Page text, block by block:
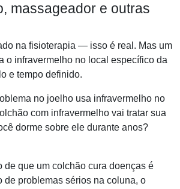
massageador e outras
na fisioterapia — isso é real. Mas um
o infravermelho no local específico da
e tempo definido.
no joelho usa infravermelho no
com infravermelho vai tratar sua
dorme sobre ele durante anos?
de que um colchão cura doenças é
de problemas sérios na coluna, o